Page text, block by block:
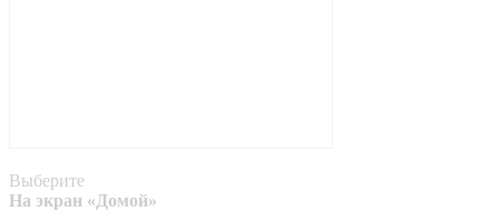
Выберите
На экран «Домой»